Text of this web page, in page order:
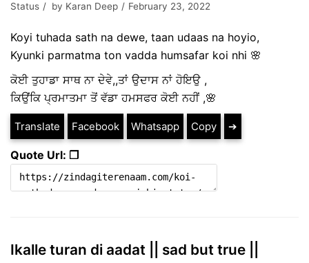
Status
by Karan Deep February 23, 2022
Koyi tuhada sath na dewe, taan udaas na hoyio,
Kyunki parmatma ton vadda humsafar koi nhi 🌸
ਕੋਈ ਤੁਹਾਡਾ ਸਾਥ ਨਾ ਦੇਵੇ,,ਤਾਂ ਉਦਾਸ ਨਾਂ ਹੋਇਉ ,
ਕਿਉਂਕਿ ਪ੍ਰਮਾਤਮਾ ਤੋਂ ਵੱਡਾ ਹਮਸਫਰ ਕੋਈ ਨਹੀਂ ,🌸
Translate Facebook Whatsapp Copy ➔
Quote Url: ❐
Ikalle turan di aadat || sad but true ||